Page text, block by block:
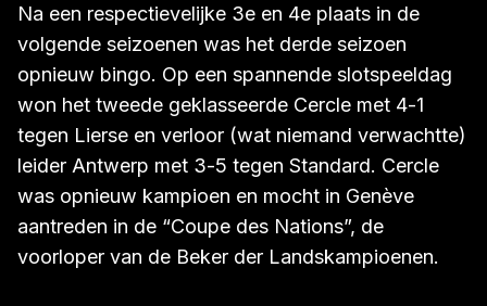
Na een respectievelijke 3e en 4e plaats in de
volgende seizoenen was het derde seizoen
opnieuw bingo. Op een spannende slotspeeldag
won het tweede geklasseerde Cercle met 4-1
tegen Lierse en verloor (wat niemand verwachtte)
leider Antwerp met 3-5 tegen Standard. Cercle
was opnieuw kampioen en mocht in Genève
aantreden in de “Coupe des Nations”, de
voorloper van de Beker der Landskampioenen.